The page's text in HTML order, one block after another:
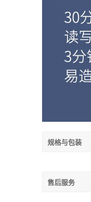
规格与包装
售后服务